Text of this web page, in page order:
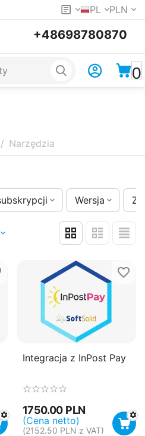
PL PLN
+48698780870
0
/ Narzędzia
Wersja
Integracja z InPost Pay
1750.00 PLN
(Cena netto)
(2152.50 PLN z VAT)